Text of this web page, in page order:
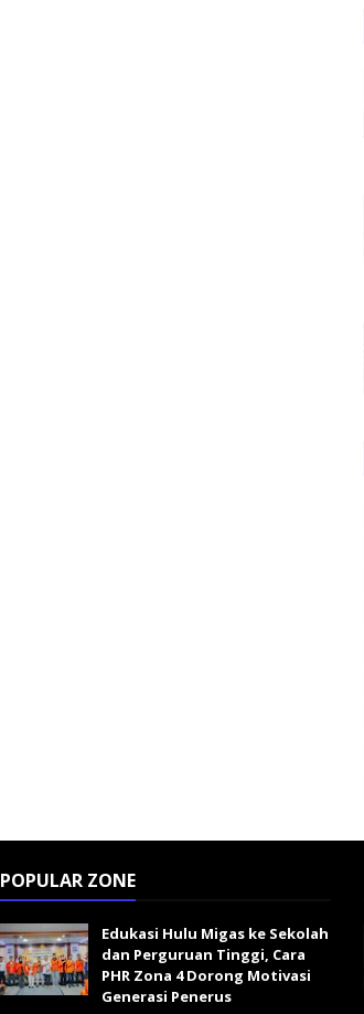
POPULAR ZONE
Edukasi Hulu Migas ke Sekolah
dan Perguruan Tinggi, Cara
PHR Zona 4 Dorong Motivasi
Generasi Penerus